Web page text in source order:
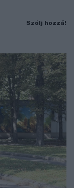
Szólj hozzá!